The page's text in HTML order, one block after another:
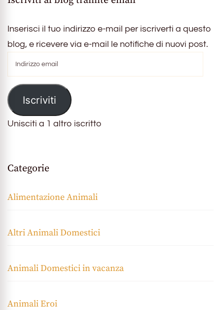
Inserisci il tuo indirizzo e-mail per iscriverti a questo
blog, e ricevere via e-mail le notifiche di nuovi post.
email
Iscriviti
Unisciti a 1 altro iscritto
Categorie
Alimentazione Animali
Altri Animali Domestici
Animali Domestici in vacanza
Animali Eroi